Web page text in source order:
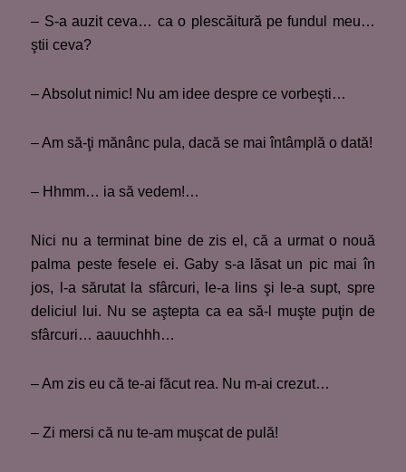
– S-a auzit ceva… ca o plescăitură pe fundul meu…
ştii ceva?
– Absolut nimic! Nu am idee despre ce vorbeşti…
– Am să-ţi mănânc pula, dacă se mai întâmplă o dată!
– Hhmm… ia să vedem!…
Nici nu a terminat bine de zis el, că a urmat o nouă
palma peste fesele ei. Gaby s-a lăsat un pic mai în
jos, l-a sărutat la sfârcuri, le-a lins şi le-a supt, spre
deliciul lui. Nu se aştepta ca ea să-l muşte puţin de
sfârcuri… aauuchhh…
– Am zis eu că te-ai făcut rea. Nu m-ai crezut…
– Zi mersi că nu te-am muşcat de pulă!